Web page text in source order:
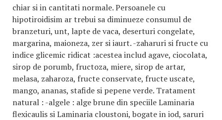
chiar si in cantitati normale. Persoanele cu
hipotiroidisim ar trebui sa diminueze consumul de
branzeturi, unt, lapte de vaca, deserturi congelate,
margarina, maioneza, zer si iaurt. -zaharuri si fructe cu
indice glicemic ridicat :acestea includ agave, ciocolata,
sirop de porumb, fructoza, miere, sirop de artar,
melasa, zaharoza, fructe conservate, fructe uscate,
mango, ananas, stafide si pepene verde. Tratament
natural : -algele : alge brune din speciile Laminaria
flexicaulis si Laminaria cloustoni, bogate in iod, saruri